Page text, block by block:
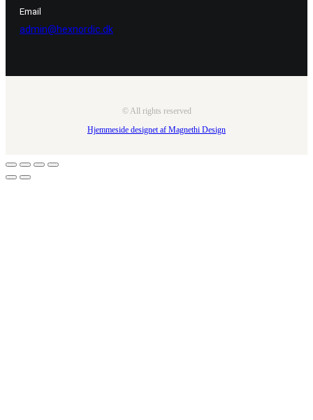
Email
admin@hexnordic.dk
© All rights reserved
Hjemmeside designet af Magnethi Design